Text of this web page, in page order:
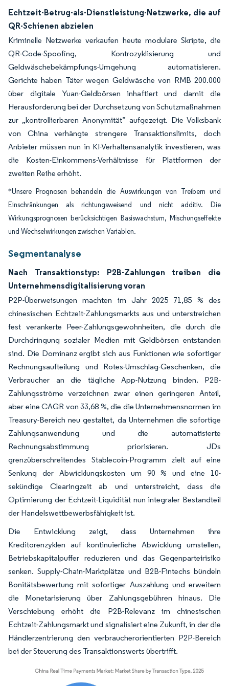
Echtzeit-Betrug-als-Dienstleistung-Netzwerke, die auf
QR-Schienen abzielen
Kriminelle Netzwerke verkaufen heute modulare Skripte, die
QR-Code-Spoofing, Kontrozyklisierung und
Geldwäschebekämpfungs-Umgehung automatisieren.
Gerichte haben Täter wegen Geldwäsche von RMB 200.000
über digitale Yuan-Geldbörsen inhaftiert und damit die
Herausforderung bei der Durchsetzung von Schutzmaßnahmen
zur „kontrollierbaren Anonymität” aufgezeigt. Die Volksbank
von China verhängte strengere Transaktionslimits, doch
Anbieter müssen nun in KI-Verhaltensanalytik investieren, was
die Kosten-Einkommens-Verhältnisse für Plattformen der
zweiten Reihe erhöht.
*Unsere Prognosen behandeln die Auswirkungen von Treibern und
Einschränkungen als richtungsweisend und nicht additiv. Die
Wirkungsprognosen berücksichtigen Basiswachstum, Mischungseffekte
und Wechselwirkungen zwischen Variablen.
Segmentanalyse
Nach Transaktionstyp: P2B-Zahlungen treiben die
Unternehmensdigitalisierung voran
P2P-Überweisungen machten im Jahr 2025 71,85 % des
chinesischen Echtzeit-Zahlungsmarkts aus und unterstreichen
fest verankerte Peer-Zahlungsgewohnheiten, die durch die
Durchdringung sozialer Medien mit Geldbörsen entstanden
sind. Die Dominanz ergibt sich aus Funktionen wie sofortiger
Rechnungsaufteilung und Rotes-Umschlag-Geschenken, die
Verbraucher an die tägliche App-Nutzung binden. P2B-
Zahlungsströme verzeichnen zwar einen geringeren Anteil,
aber eine CAGR von 33,68 %, die die Unternehmensnormen im
Treasury-Bereich neu gestaltet, da Unternehmen die sofortige
Zahlungsanwendung und die automatisierte
Rechnungsabstimmung priorisieren. JDs
grenzüberschreitendes Stablecoin-Programm zielt auf eine
Senkung der Abwicklungskosten um 90 % und eine 10-
sekündige Clearingzeit ab und unterstreicht, dass die
Optimierung der Echtzeit-Liquidität nun integraler Bestandteil
der Handelswettbewerbsfähigkeit ist.
Die Entwicklung zeigt, dass Unternehmen ihre
Kreditorenzyklen auf kontinuierliche Abwicklung umstellen,
Betriebskapitalpuffer reduzieren und das Gegenparteirisiko
senken. Supply-Chain-Marktplätze und B2B-Fintechs bündeln
Bonitätsbewertung mit sofortiger Auszahlung und erweitern
die Monetarisierung über Zahlungsgebühren hinaus. Die
Verschiebung erhöht die P2B-Relevanz im chinesischen
Echtzeit-Zahlungsmarkt und signalisiert eine Zukunft, in der die
Händlerzentrierung den verbraucherorientierten P2P-Bereich
bei der Steuerung des Transaktionswerts übertrifft.